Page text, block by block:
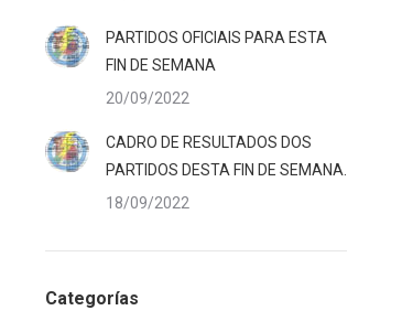
PARTIDOS OFICIAIS PARA ESTA
FIN DE SEMANA
20/09/2022
CADRO DE RESULTADOS DOS
PARTIDOS DESTA FIN DE SEMANA.
18/09/2022
Categorías